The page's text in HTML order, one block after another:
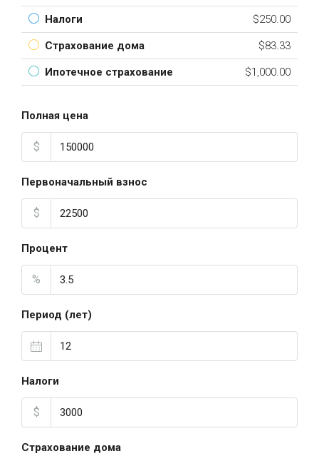
Налоги $250.00
Страхование дома $83.33
Ипотечное страхование $1,000.00
Полная цена
$
Первоначальный взнос
$
Процент
%
Период (лет)
Налоги
$
Страхование дома